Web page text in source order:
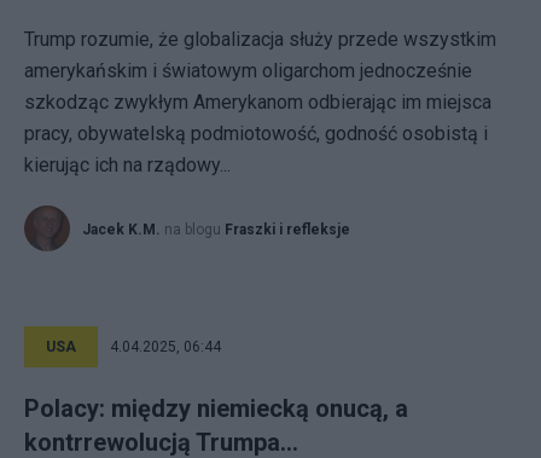
Trump rozumie, że globalizacja służy przede wszystkim
amerykańskim i światowym oligarchom jednocześnie
szkodząc zwykłym Amerykanom odbierając im miejsca
pracy, obywatelską podmiotowość, godność osobistą i
kierując ich na rządowy...
Jacek K.M. na blogu Fraszki i refleksje
USA 4.04.2025, 06:44
Polacy: między niemiecką onucą, a
kontrrewolucją Trumpa…